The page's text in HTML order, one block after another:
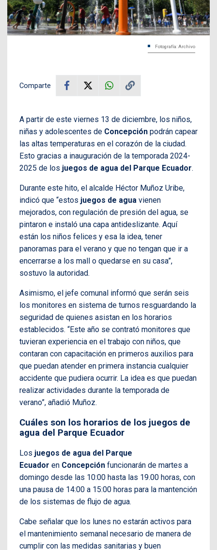
Fotografía: Archivo
Comparte
A partir de este viernes 13 de diciembre, los niños,
niñas y adolescentes de Concepción podrán capear
las altas temperaturas en el corazón de la ciudad.
Esto gracias a inauguración de la temporada 2024-
2025 de los juegos de agua del Parque Ecuador.
Durante este hito, el alcalde Héctor Muñoz Uribe,
indicó que “estos juegos de agua vienen
mejorados, con regulación de presión del agua, se
pintaron e instaló una capa antideslizante. Aquí
están los niños felices y esa la idea, tener
panoramas para el verano y que no tengan que ir a
encerrarse a los mall o quedarse en su casa”,
sostuvo la autoridad.
Asimismo, el jefe comunal informó que serán seis
los monitores en sistema de turnos resguardando la
seguridad de quienes asistan en los horarios
establecidos. “Este año se contrató monitores que
tuvieran experiencia en el trabajo con niños, que
contaran con capacitación en primeros auxilios para
que puedan atender en primera instancia cualquier
accidente que pudiera ocurrir. La idea es que puedan
realizar actividades durante la temporada de
verano”, añadió Muñoz.
Cuáles son los horarios de los juegos de
agua del Parque Ecuador
Los juegos de agua del
Parque
Ecuador en Concepción funcionarán de martes a
domingo desde las 10:00 hasta las 19.00 horas, con
una pausa de 14:00 a 15:00 horas para la mantención
de los sistemas de flujo de agua.
Cabe señalar que los lunes no estarán activos para
el mantenimiento semanal necesario de manera de
cumplir con las medidas sanitarias y buen